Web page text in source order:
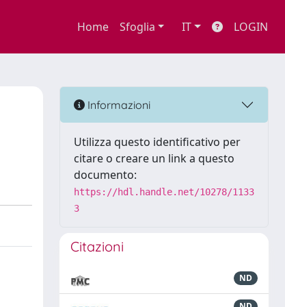
Home Sfoglia IT LOGIN
Informazioni
Utilizza questo identificativo per
citare o creare un link a questo
documento:
https://hdl.handle.net/10278/1133
3
Citazioni
ND